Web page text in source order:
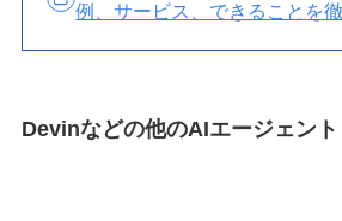
例、サービス、できることを
Devinなどの他のAIエージェン